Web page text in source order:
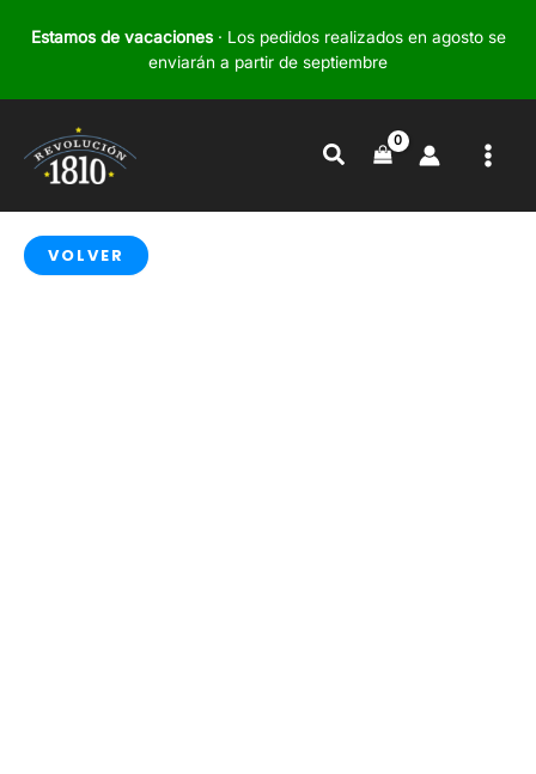
Estamos de vacaciones· Los pedidos realizados en agosto se
enviarán a partir de septiembre
Buscar
VOLVER